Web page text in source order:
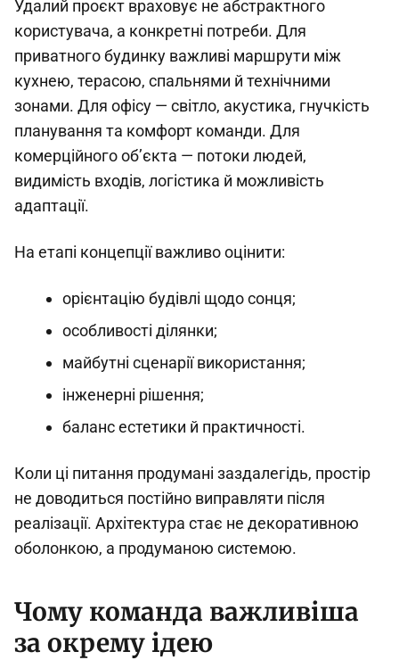
Удалий проєкт враховує не абстрактного
користувача, а конкретні потреби. Для
приватного будинку важливі маршрути між
кухнею, терасою, спальнями й технічними
зонами. Для офісу — світло, акустика, гнучкість
планування та комфорт команди. Для
комерційного об’єкта — потоки людей,
видимість входів, логістика й можливість
адаптації.
На етапі концепції важливо оцінити:
орієнтацію будівлі щодо сонця;
особливості ділянки;
майбутні сценарії використання;
інженерні рішення;
баланс естетики й практичності.
Коли ці питання продумані заздалегідь, простір
не доводиться постійно виправляти після
реалізації. Архітектура стає не декоративною
оболонкою, а продуманою системою.
Чому команда важливіша
за окрему ідею